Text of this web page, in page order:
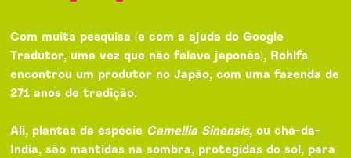
Com muita pesquisa (e com a ajuda do Google
Tradutor, uma vez que não falava japonês), Rohlfs
encontrou um produtor no Japão, com uma fazenda de
271 anos de tradição.
Ali, plantas da espécie Camellia Sinensis, ou chá-da-
Índia, são mantidas na sombra, protegidas do sol, para